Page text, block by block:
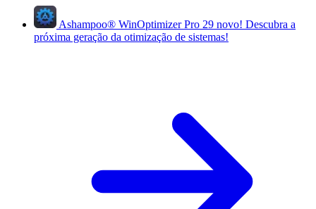
Ashampoo® WinOptimizer Pro 29 novo! Descubra a
próxima geração da otimização de sistemas!